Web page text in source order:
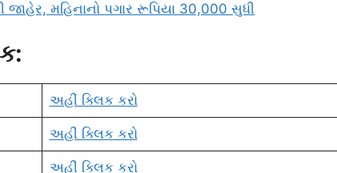
મહિનાનો પગાર રૂપિયા 30,000 સુધી
અહીં ક્લિક કરો
અહીં ક્લિક કરો
અહીં ક્લિક કરો